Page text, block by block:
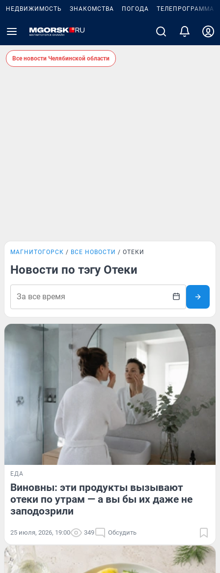
НЕДВИЖИМОСТЬ ЗНАКОМСТВА ПОГОДА ТЕЛЕПРОГРАММА
Все новости Челябинской области
МАГНИТОГОРСК ВСЕ НОВОСТИ ОТЕКИ
Новости по тэгу Отеки
ЕДА
Виновны: эти продукты вызывают
отеки по утрам — а вы бы их даже не
заподозрили
25 июля, 2026, 19:00 349 Обсудить